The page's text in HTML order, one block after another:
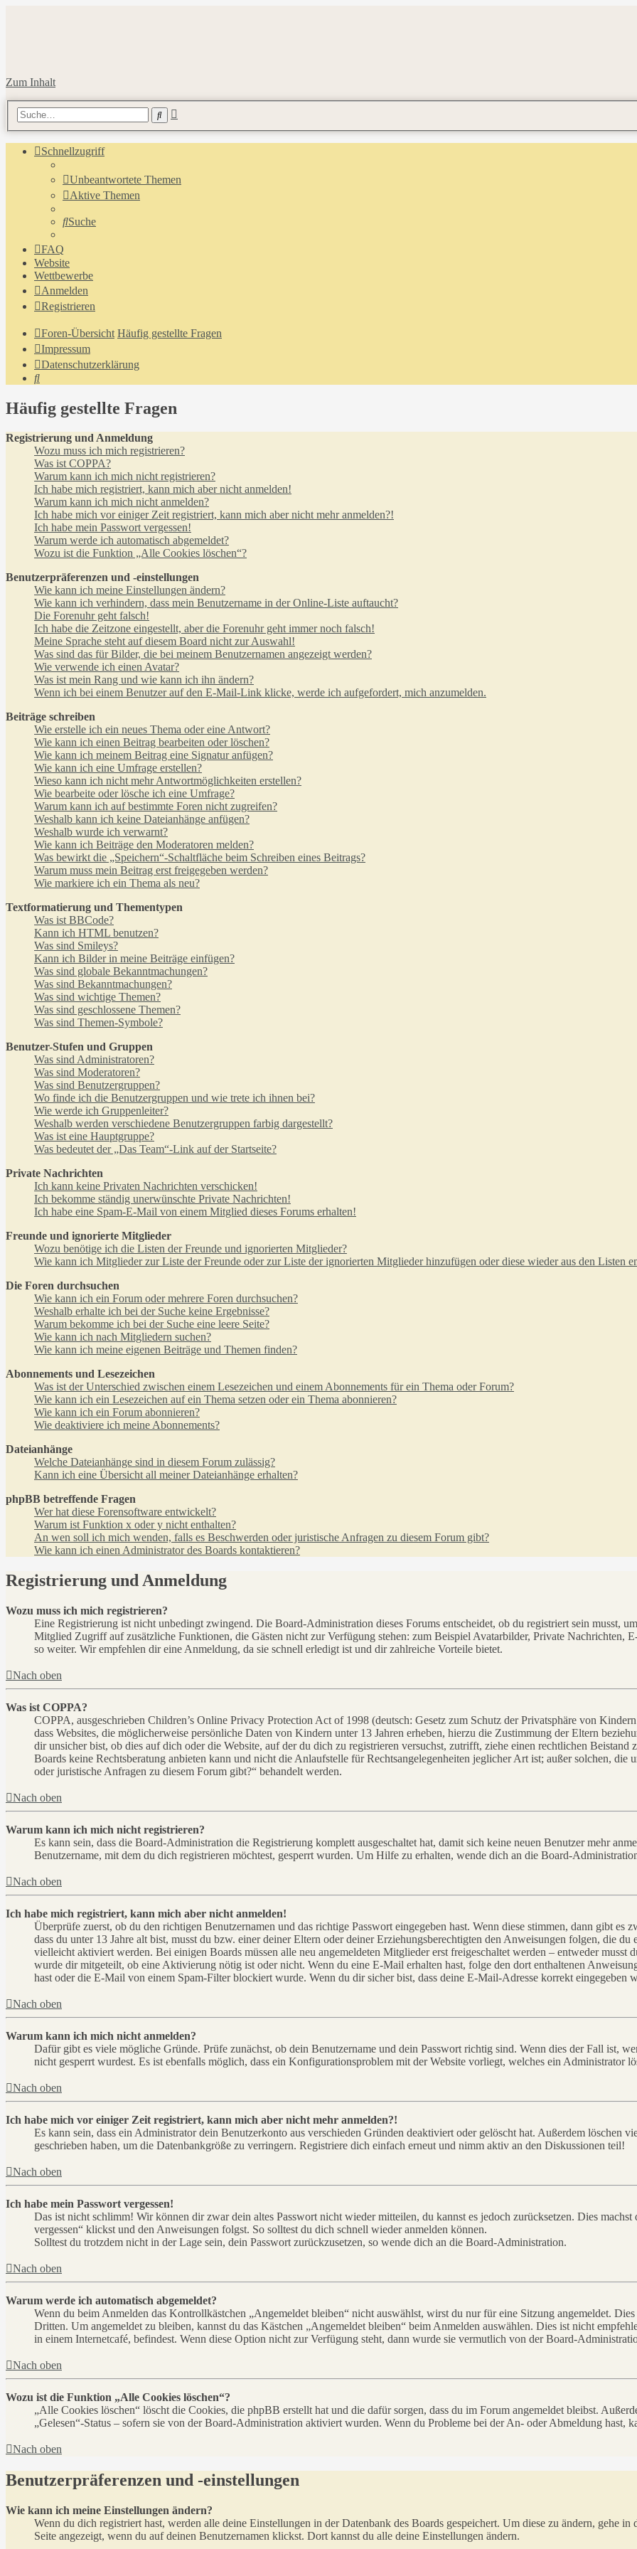
Zum Inhalt
Suche
Schnellzugriff
Unbeantwortete Themen
Aktive Themen
Suche
FAQ
Website
Wettbewerbe
Anmelden
Registrieren
Foren-Übersicht Häufig gestellte Fragen
Impressum
Datenschutzerklärung
Suche
Häufig gestellte Fragen
Registrierung und Anmeldung
Wozu muss ich mich registrieren?
Was ist COPPA?
Warum kann ich mich nicht registrieren?
Ich habe mich registriert, kann mich aber nicht anmelden!
Warum kann ich mich nicht anmelden?
Ich habe mich vor einiger Zeit registriert, kann mich aber nicht mehr anmelden?!
Ich habe mein Passwort vergessen!
Warum werde ich automatisch abgemeldet?
Wozu ist die Funktion „Alle Cookies löschen“?
Benutzerpräferenzen und -einstellungen
Wie kann ich meine Einstellungen ändern?
Wie kann ich verhindern, dass mein Benutzername in der Online-Liste auftaucht?
Die Forenuhr geht falsch!
Ich habe die Zeitzone eingestellt, aber die Forenuhr geht immer noch falsch!
Meine Sprache steht auf diesem Board nicht zur Auswahl!
Was sind das für Bilder, die bei meinem Benutzernamen angezeigt werden?
Wie verwende ich einen Avatar?
Was ist mein Rang und wie kann ich ihn ändern?
Wenn ich bei einem Benutzer auf den E-Mail-Link klicke, werde ich aufgefordert, mich anzumelden.
Beiträge schreiben
Wie erstelle ich ein neues Thema oder eine Antwort?
Wie kann ich einen Beitrag bearbeiten oder löschen?
Wie kann ich meinem Beitrag eine Signatur anfügen?
Wie kann ich eine Umfrage erstellen?
Wieso kann ich nicht mehr Antwortmöglichkeiten erstellen?
Wie bearbeite oder lösche ich eine Umfrage?
Warum kann ich auf bestimmte Foren nicht zugreifen?
Weshalb kann ich keine Dateianhänge anfügen?
Weshalb wurde ich verwarnt?
Wie kann ich Beiträge den Moderatoren melden?
Was bewirkt die „Speichern“-Schaltfläche beim Schreiben eines Beitrags?
Warum muss mein Beitrag erst freigegeben werden?
Wie markiere ich ein Thema als neu?
Textformatierung und Thementypen
Was ist BBCode?
Kann ich HTML benutzen?
Was sind Smileys?
Kann ich Bilder in meine Beiträge einfügen?
Was sind globale Bekanntmachungen?
Was sind Bekanntmachungen?
Was sind wichtige Themen?
Was sind geschlossene Themen?
Was sind Themen-Symbole?
Benutzer-Stufen und Gruppen
Was sind Administratoren?
Was sind Moderatoren?
Was sind Benutzergruppen?
Wo finde ich die Benutzergruppen und wie trete ich ihnen bei?
Wie werde ich Gruppenleiter?
Weshalb werden verschiedene Benutzergruppen farbig dargestellt?
Was ist eine Hauptgruppe?
Was bedeutet der „Das Team“-Link auf der Startseite?
Private Nachrichten
Ich kann keine Privaten Nachrichten verschicken!
Ich bekomme ständig unerwünschte Private Nachrichten!
Ich habe eine Spam-E-Mail von einem Mitglied dieses Forums erhalten!
Freunde und ignorierte Mitglieder
Wozu benötige ich die Listen der Freunde und ignorierten Mitglieder?
Wie kann ich Mitglieder zur Liste der Freunde oder zur Liste der ignorierten Mitglieder hinzufügen oder diese wieder aus den Listen
Die Foren durchsuchen
Wie kann ich ein Forum oder mehrere Foren durchsuchen?
Weshalb erhalte ich bei der Suche keine Ergebnisse?
Warum bekomme ich bei der Suche eine leere Seite?
Wie kann ich nach Mitgliedern suchen?
Wie kann ich meine eigenen Beiträge und Themen finden?
Abonnements und Lesezeichen
Was ist der Unterschied zwischen einem Lesezeichen und einem Abonnements für ein Thema oder Forum?
Wie kann ich ein Lesezeichen auf ein Thema setzen oder ein Thema abonnieren?
Wie kann ich ein Forum abonnieren?
Wie deaktiviere ich meine Abonnements?
Dateianhänge
Welche Dateianhänge sind in diesem Forum zulässig?
Kann ich eine Übersicht all meiner Dateianhänge erhalten?
phpBB betreffende Fragen
Wer hat diese Forensoftware entwickelt?
Warum ist Funktion x oder y nicht enthalten?
An wen soll ich mich wenden, falls es Beschwerden oder juristische Anfragen zu diesem Forum gibt?
Wie kann ich einen Administrator des Boards kontaktieren?
Registrierung und Anmeldung
Wozu muss ich mich registrieren?
Eine Registrierung ist nicht unbedingt zwingend. Die Board-Administration dieses Forums entscheidet, ob du registriert sein musst,
Mitglied Zugriff auf zusätzliche Funktionen, die Gästen nicht zur Verfügung stehen: zum Beispiel Avatarbilder, Private Nachrichten,
so weiter. Wir empfehlen dir eine Anmeldung, da sie schnell erledigt ist und dir zahlreiche Vorteile bietet.
Nach oben
Was ist COPPA?
COPPA, ausgeschrieben Children’s Online Privacy Protection Act of 1998 (deutsch: Gesetz zum Schutz der Privatsphäre von
dass Websites, die möglicherweise persönliche Daten von Kindern unter 13 Jahren erheben, hierzu die Zustimmung der Eltern
dir unsicher bist, ob dies auf dich oder die Website, auf der du dich zu registrieren versuchst, zutrifft, ziehe einen rechtlichen
Boards keine Rechtsberatung anbieten kann und nicht die Anlaufstelle für Rechtsangelegenheiten jeglicher Art ist; außer solchen,
oder juristische Anfragen zu diesem Forum gibt?“ behandelt werden.
Nach oben
Warum kann ich mich nicht registrieren?
Es kann sein, dass die Board-Administration die Registrierung komplett ausgeschaltet hat, damit sich keine neuen Benutzer mehr
Benutzername, mit dem du dich registrieren möchtest, gesperrt wurden. Um Hilfe zu erhalten, wende dich an die Board-
Nach oben
Ich habe mich registriert, kann mich aber nicht anmelden!
Überprüfe zuerst, ob du den richtigen Benutzernamen und das richtige Passwort eingegeben hast. Wenn diese stimmen, dann gibt es
dass du unter 13 Jahre alt bist, musst du bzw. einer deiner Eltern oder deiner Erziehungsberechtigten den Anweisungen folgen, die
vielleicht aktiviert werden. Bei einigen Boards müssen alle neu angemeldeten Mitglieder erst freigeschaltet werden – entweder musst
wurde dir mitgeteilt, ob eine Aktivierung nötig ist oder nicht. Wenn du eine E-Mail erhalten hast, folge den dort enthaltenen
hast oder die E-Mail von einem Spam-Filter blockiert wurde. Wenn du dir sicher bist, dass deine E-Mail-Adresse korrekt eingegeben
Nach oben
Warum kann ich mich nicht anmelden?
Dafür gibt es viele mögliche Gründe. Prüfe zunächst, ob dein Benutzername und dein Passwort richtig sind. Wenn dies der Fall ist,
nicht gesperrt wurdest. Es ist ebenfalls möglich, dass ein Konfigurationsproblem mit der Website vorliegt, welches ein Administrator
Nach oben
Ich habe mich vor einiger Zeit registriert, kann mich aber nicht mehr anmelden?!
Es kann sein, dass ein Administrator dein Benutzerkonto aus verschieden Gründen deaktiviert oder gelöscht hat. Außerdem löschen
geschrieben haben, um die Datenbankgröße zu verringern. Registriere dich einfach erneut und nimm aktiv an den Diskussionen teil!
Nach oben
Ich habe mein Passwort vergessen!
Das ist nicht schlimm! Wir können dir zwar dein altes Passwort nicht wieder mitteilen, du kannst es jedoch zurücksetzen. Dies
vergessen“ klickst und den Anweisungen folgst. So solltest du dich schnell wieder anmelden können.
Solltest du trotzdem nicht in der Lage sein, dein Passwort zurückzusetzen, so wende dich an die Board-Administration.
Nach oben
Warum werde ich automatisch abgemeldet?
Wenn du beim Anmelden das Kontrollkästchen „Angemeldet bleiben“ nicht auswählst, wirst du nur für eine Sitzung angemeldet.
Dritten. Um angemeldet zu bleiben, kannst du das Kästchen „Angemeldet bleiben“ beim Anmelden auswählen. Dies ist nicht
in einem Internetcafé, befindest. Wenn diese Option nicht zur Verfügung steht, dann wurde sie vermutlich von der Board-
Nach oben
Wozu ist die Funktion „Alle Cookies löschen“?
„Alle Cookies löschen“ löscht die Cookies, die phpBB erstellt hat und die dafür sorgen, dass du im Forum angemeldet bleibst.
„Gelesen“-Status – sofern sie von der Board-Administration aktiviert wurden. Wenn du Probleme bei der An- oder Abmeldung hast,
Nach oben
Benutzerpräferenzen und -einstellungen
Wie kann ich meine Einstellungen ändern?
Wenn du dich registriert hast, werden alle deine Einstellungen in der Datenbank des Boards gespeichert. Um diese zu ändern, gehe
Seite angezeigt, wenn du auf deinen Benutzernamen klickst. Dort kannst du alle deine Einstellungen ändern.